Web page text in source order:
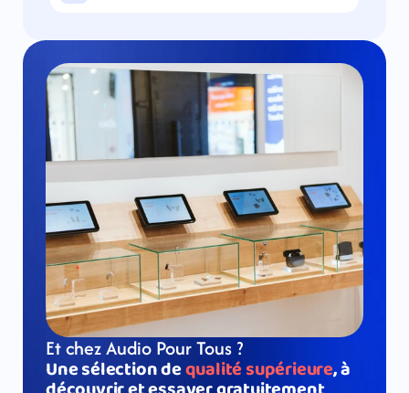
Et chez Audio Pour Tous ?
Une sélection de qualité supérieure, à